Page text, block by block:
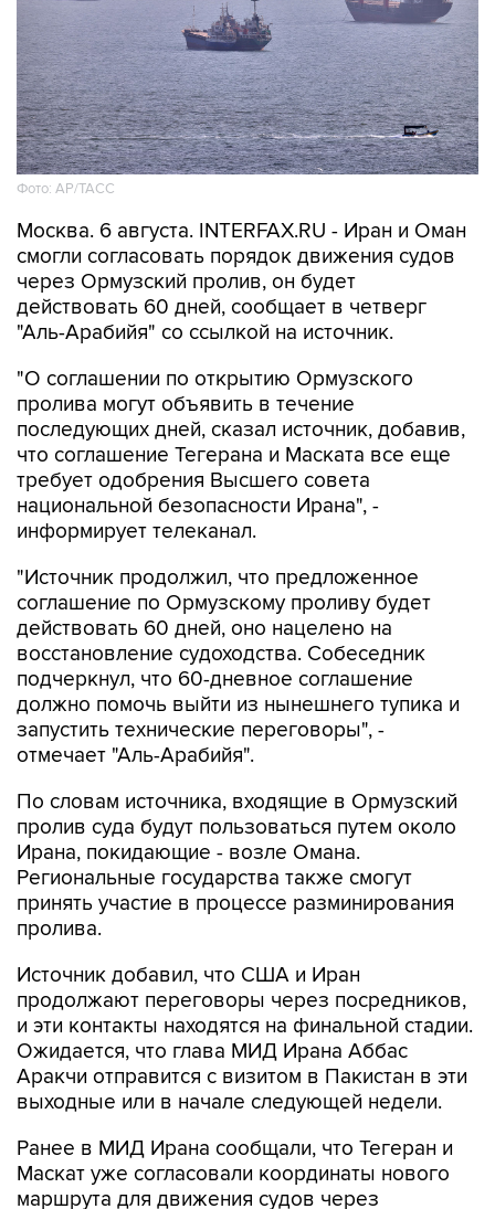
Фото: AP/ТАСС
Москва. 6 августа. INTERFAX.RU - Иран и Оман
смогли согласовать порядок движения судов
через Ормузский пролив, он будет
действовать 60 дней, сообщает в четверг
"Аль-Арабийя" со ссылкой на источник.
"О соглашении по открытию Ормузского
пролива могут объявить в течение
последующих дней, сказал источник, добавив,
что соглашение Тегерана и Маската все еще
требует одобрения Высшего совета
национальной безопасности Ирана", -
информирует телеканал.
"Источник продолжил, что предложенное
соглашение по Ормузскому проливу будет
действовать 60 дней, оно нацелено на
восстановление судоходства. Собеседник
подчеркнул, что 60-дневное соглашение
должно помочь выйти из нынешнего тупика и
запустить технические переговоры", -
отмечает "Аль-Арабийя".
По словам источника, входящие в Ормузский
пролив суда будут пользоваться путем около
Ирана, покидающие - возле Омана.
Региональные государства также смогут
принять участие в процессе разминирования
пролива.
Источник добавил, что США и Иран
продолжают переговоры через посредников,
и эти контакты находятся на финальной стадии.
Ожидается, что глава МИД Ирана Аббас
Аракчи отправится с визитом в Пакистан в эти
выходные или в начале следующей недели.
Ранее в МИД Ирана сообщали, что Тегеран и
Маскат уже согласовали координаты нового
маршрута для движения судов через